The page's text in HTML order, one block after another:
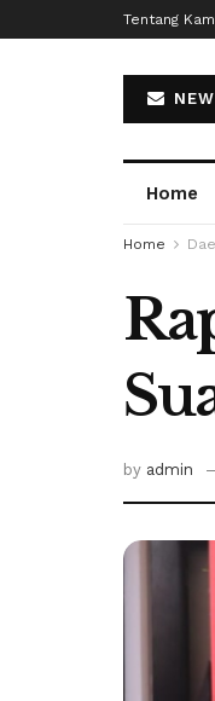
Tentang
Home
Home
by admin